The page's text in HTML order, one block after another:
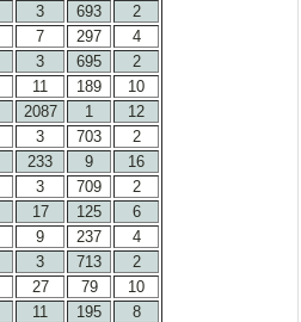
3 693
2
7 297
4
3 695
2
11 189
10
2087 1
12
3 703
2
233 9
16
3 709
2
17 125
6
9 237
4
3 713
2
27 79
10
11 195
8